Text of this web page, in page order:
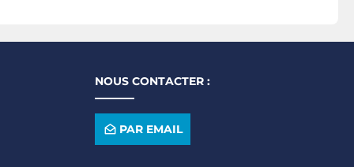
NOUS CONTACTER :
PAR EMAIL